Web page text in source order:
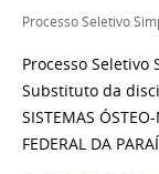
Processo Seletivo
Processo
Substituto da
SISTEMAS
FEDERAL DA